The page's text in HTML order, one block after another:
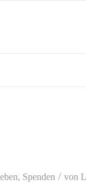
, Spenden / von